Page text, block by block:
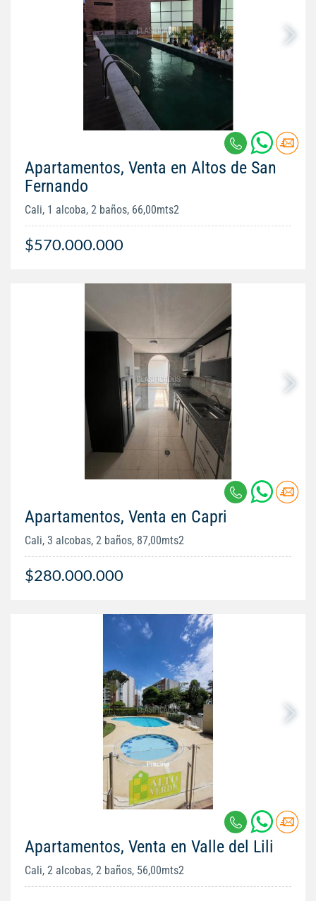
Apartamentos, Venta en Altos de San
Fernando
Cali, 1 alcoba, 2 baños, 66,00mts2
$570.000.000
Apartamentos, Venta en Capri
Cali, 3 alcobas, 2 baños, 87,00mts2
$280.000.000
Apartamentos, Venta en Valle del Lili
Cali, 2 alcobas, 2 baños, 56,00mts2